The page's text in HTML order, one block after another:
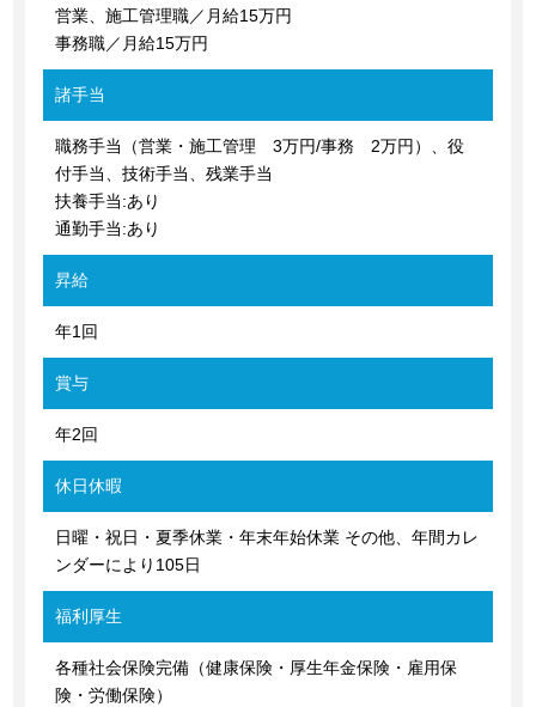
営業、施工管理職／月給15万円
事務職／月給15万円
諸手当
職務手当（営業・施工管理 3万円/事務 2万円）、役
付手当、技術手当、残業手当
扶養手当:あり
通勤手当:あり
昇給
年1回
賞与
年2回
休日休暇
日曜・祝日・夏季休業・年末年始休業 その他、年間カレ
ンダーにより105日
福利厚生
各種社会保険完備（健康保険・厚生年金保険・雇用保
険・労働保険）